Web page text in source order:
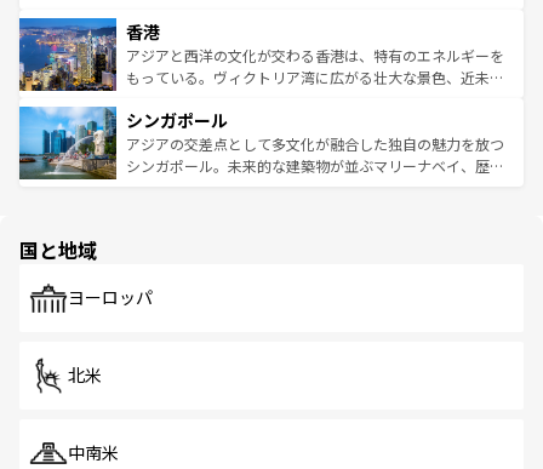
とつ。フォーやバインミー、ベトナムコーヒーなどは、ぜ
ひ現地で味わいたい。どの地域を訪れてもあたたかい人々
が旅行者を迎えてくれるので、きっと忘れられない旅にな
参照してほしい。
の活気が交差している。北部ではチェンマイなどの山岳地
帯で自然と触れ合い、南部ではプーケットやクラビの美し
いビーチでリゾート気分を楽しむことができる。タイ料理
激する。気候は一年中温暖で、どの季節にも異なる楽しみ
が待っている。親しみやすいタイの人々、仏教を中心とし
た文化、そして多様な観光資源が、訪れる旅人を魅了し続
香港
アジアと西洋の文化が交わる香港は、特有のエネルギーを
もっている。ヴィクトリア湾に広がる壮大な景色、近未来
み、どこを訪れても感動するはず。観光スポットが密集し
ており、効率よく見どころを回れるのも魅力。息をのむよ
うな絶景から文化的な体験まで、香港を存分に楽しみ尽く
シンガポール
アジアの交差点として多文化が融合した独自の魅力を放つ
シンガポール。未来的な建築物が並ぶマリーナベイ、歴史
で、ホーカーズは地元の風情を楽しめる外せないスポット
国と地域
ヨーロッパ
北米
中南米